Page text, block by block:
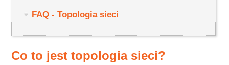
FAQ - Topologia sieci
Co to jest topologia sieci?